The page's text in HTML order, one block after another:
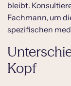
bleibt.
Fachmann, um
spezifischen
Kopf